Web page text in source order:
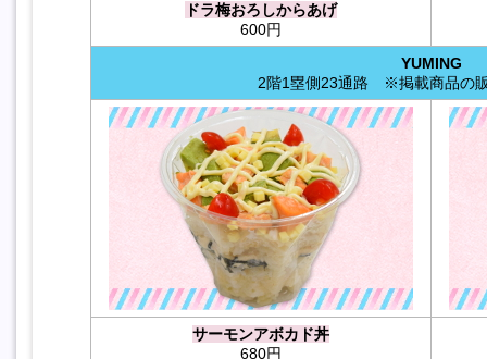
ドラ梅おろしからあげ
600円
YUMING
2階1塁側23通路 ※掲載商品の
サーモンアボカド丼
680円